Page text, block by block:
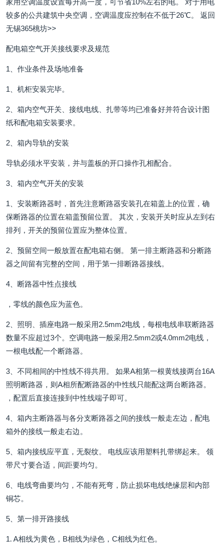
家用空调温度设置每升高一度，可节省10%左右的电。 对于用电
较多的公共建筑中央空调，空调温度应控制在不低于26℃。 返回
无锡365桃坊>>
配电箱空气开关接线要求及规范
1、作业条件及场地准备
1、机柜安装完毕。
2、箱内空气开关、接线电线、扎带等均已准备好并符合设计图
纸和配电箱安装要求。
2、箱内导轨的安装
导轨必须水平安装，并与盖板的开口操作孔相配合。
3、箱内空气开关的安装
1、安装断路器时，首先注意断路器安装孔在箱盖上的位置，确
保断路器的位置在箱盖预留位置。 其次，安装开关时应从左到右
排列，开关的预留位置应为整体位置。
2、预留空间一般放置在配电箱右侧。 第一排主断路器和分断路
器之间留有完整的空间，用于第一排断路器接线。
4、断路器中性点接线
，零线的颜色应为蓝色。
2、照明、插座电路一般采用2.5mm2电线，每根电线串联断路器
数量不应超过3个。空调电路一般采用2.5mm2或4.0mm2电线，
一根电线配一个断路器。
3、不同相间的中性线不得共用。 如果A相第一根黄线接两台16A
照明断路器，则A相所配断路器的中性线只能配这两台断路器。
，配置后直接连接到中性线端子即可。
4、箱内主断路器与各分支断路器之间的接线一般走左边，配电
箱外的接线一般走右边。
5、箱内接线应平直，无裂纹。 电线应该用塑料扎带绑起来。 领
带尺寸要合适，间距要均匀。
6、电线弯曲要均匀，不能有死弯，防止损坏电线绝缘层和内部
铜芯。
5、第一排开路接线
1. A相线为黄色，B相线为绿色，C相线为红色。